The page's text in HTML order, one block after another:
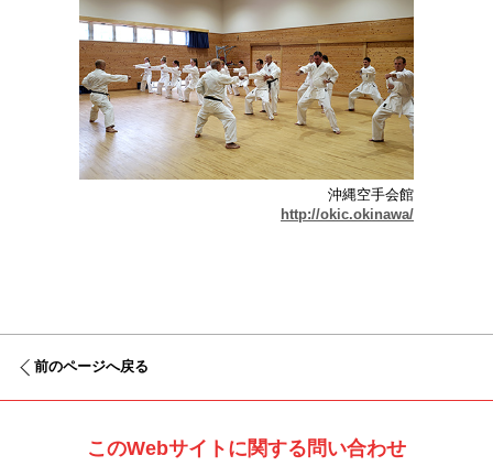
沖縄空手会館
http://okic.okinawa/
前のページへ戻る
このWebサイトに関する問い合わせ